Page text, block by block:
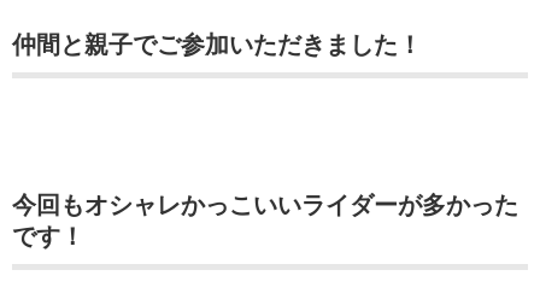
仲間と親子でご参加いただきました！
今回もオシャレかっこいいライダーが多かった
です！